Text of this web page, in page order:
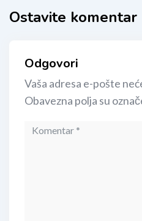
Ostavite komentar
Odgovori
Vaša adresa e-pošte
Obavezna polja su